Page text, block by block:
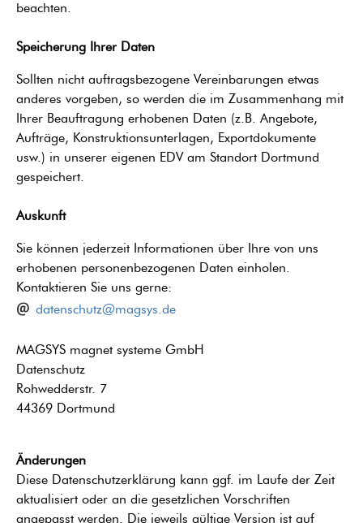
beachten.
Speicherung Ihrer Daten
Sollten nicht auftragsbezogene Vereinbarungen etwas
anderes vorgeben, so werden die im Zusammenhang mit
Ihrer Beauftragung erhobenen Daten (z.B. Angebote,
Aufträge, Konstruktionsunterlagen, Exportdokumente
usw.) in unserer eigenen EDV am Standort Dortmund
gespeichert.
Auskunft
Sie können jederzeit Informationen über Ihre von uns
erhobenen personenbezogenen Daten einholen.
Kontaktieren Sie uns gerne:
datenschutz@magsys.de
MAGSYS magnet systeme GmbH
Datenschutz
Rohwedderstr. 7
44369 Dortmund
Änderungen
Diese Datenschutzerklärung kann ggf. im Laufe der Zeit
aktualisiert oder an die gesetzlichen Vorschriften
angepasst werden. Die jeweils gültige Version ist auf